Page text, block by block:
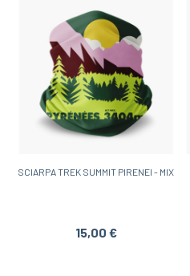
SCIARPA TREK SUMMIT PIRENEI - MIX
15,00 €